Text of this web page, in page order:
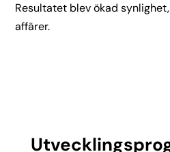
Resultatet blev ökad
affärer.